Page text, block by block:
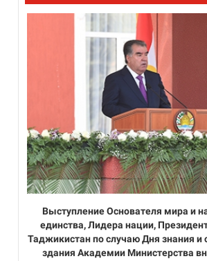
Выступление Основателя мира и
единства, Лидера нации,
Таджикистан по случаю Дня знания и
здания Академии Министерства